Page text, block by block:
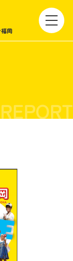
岡
REPORT